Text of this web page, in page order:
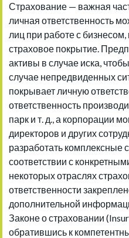
Страхование — важная
личная ответственность
лиц при работе с
страховое покрытие.
активы в случае иска,
случае непредвиденных
покрывает личную
ответственность
парк и т. д., а корпорации
директоров и других
разработать комплексные
соответствии с
некоторых отраслях
ответственности
дополнительной
Законе о страховании
обратившись к